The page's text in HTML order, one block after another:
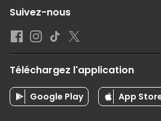
Suivez-nous
Téléchargez l'application
Google Play App